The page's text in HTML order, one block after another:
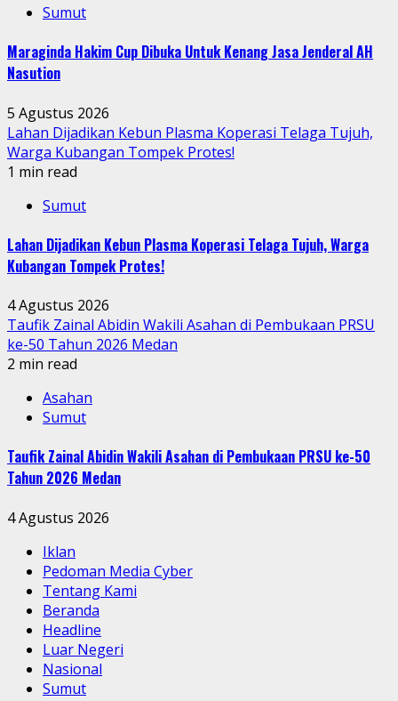
Sumut
Maraginda Hakim Cup Dibuka Untuk Kenang Jasa Jenderal AH
Nasution
5 Agustus 2026
Lahan Dijadikan Kebun Plasma Koperasi Telaga Tujuh,
Warga Kubangan Tompek Protes!
1 min read
Sumut
Lahan Dijadikan Kebun Plasma Koperasi Telaga Tujuh, Warga
Kubangan Tompek Protes!
4 Agustus 2026
Taufik Zainal Abidin Wakili Asahan di Pembukaan PRSU
ke-50 Tahun 2026 Medan
2 min read
Asahan
Sumut
Taufik Zainal Abidin Wakili Asahan di Pembukaan PRSU ke-50
Tahun 2026 Medan
4 Agustus 2026
Iklan
Pedoman Media Cyber
Tentang Kami
Beranda
Headline
Luar Negeri
Nasional
Sumut